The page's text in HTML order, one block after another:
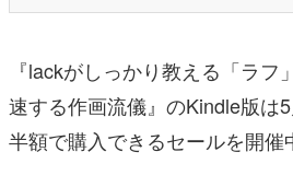
『lackがしっかり教える「ラ
速する作画流儀』のKindle版は
半額で購入できるセールを開催